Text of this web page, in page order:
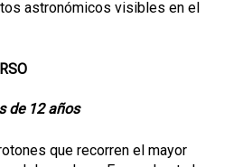
astronómicos visibles en el
de 12 años
que recorren el mayor